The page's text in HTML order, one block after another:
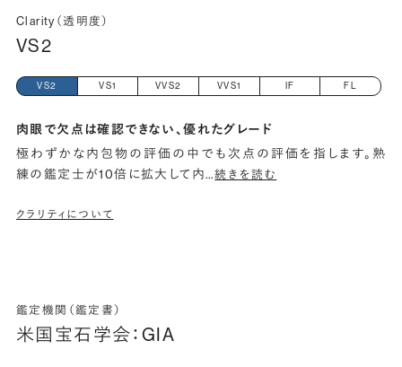
Clarity（透明度）
VS2
VS2 VS1 VVS2 VVS1 IF FL
肉眼で欠点は確認できない、優れたグレード
極わずかな内包物の評価の中でも次点の評価を指します。熟
練の鑑定士が10倍に拡大して内…続きを読む
クラリティについて
鑑定機関（鑑定書）
米国宝石学会：GIA